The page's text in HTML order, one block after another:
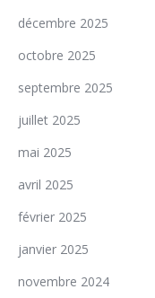
décembre 2025
octobre 2025
septembre 2025
juillet 2025
mai 2025
avril 2025
février 2025
janvier 2025
novembre 2024